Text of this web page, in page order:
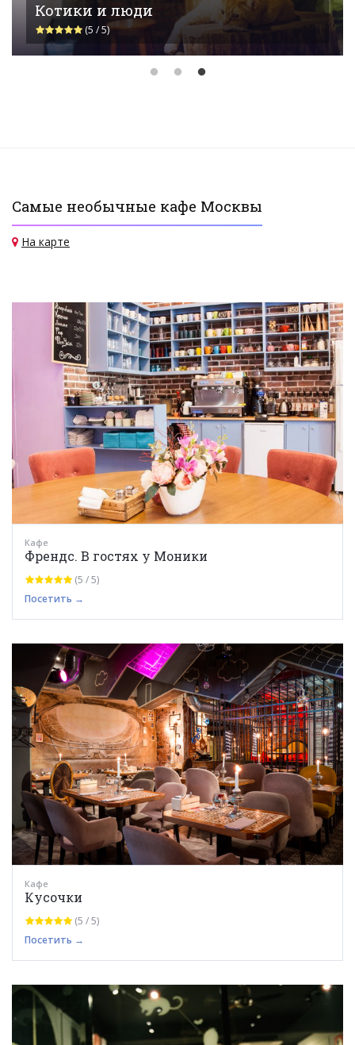
Френдс. В гостях у Моники
(5 / 5)
Самые необычные кафе Москвы
На карте
Кафе
Френдс. В гостях у Моники
(5 / 5)
Посетить →
Кафе
Кусочки
(5 / 5)
Посетить →